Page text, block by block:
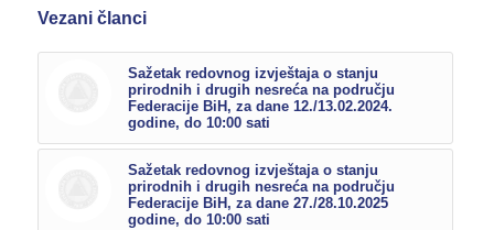
Vezani članci
Sažetak redovnog izvještaja o stanju
prirodnih i drugih nesreća na području
Federacije BiH, za dane 12./13.02.2024.
godine, do 10:00 sati
Sažetak redovnog izvještaja o stanju
prirodnih i drugih nesreća na području
Federacije BiH, za dane 27./28.10.2025
godine, do 10:00 sati